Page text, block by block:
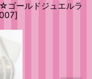
ゴールドジュエルラ
]